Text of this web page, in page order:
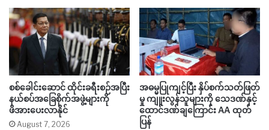
စစ်ခေါင်းဆောင် ထိုင်းခရီးစဉ်အပြီး
နယ်စပ်အခြေစိုက်အဖွဲ့များကို
ဖိအားပေးလာနိုင်
August 7, 2026
အဓမ္မပြုကျင့်ပြီး နှိပ်စက်သတ်ဖြတ်
မှု ကျူးလွန်သူများကို သေဒဏ်နှင့်
ထောင်ဒဏ်ချကြောင်း AA ထုတ်
ပြန်